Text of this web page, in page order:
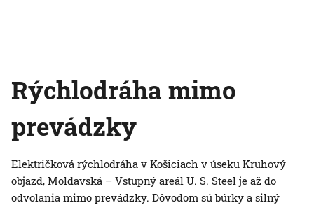
Rýchlodráha mimo
prevádzky
Električková rýchlodráha v Košiciach v úseku Kruhový
objazd, Moldavská – Vstupný areál U. S. Steel je až do
odvolania mimo prevádzky. Dôvodom sú búrky a silný